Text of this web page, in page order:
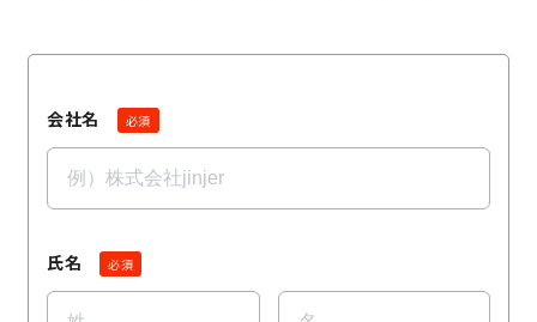
会社名 必須
氏名 必須